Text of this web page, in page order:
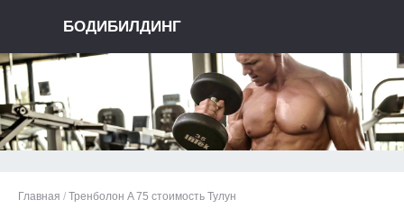
БОДИБИЛДИНГ
Главная / Тренболон A 75 стоимость Тулун